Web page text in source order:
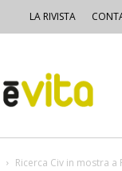
LA RIVISTA
Ricerca Civ in mostra a